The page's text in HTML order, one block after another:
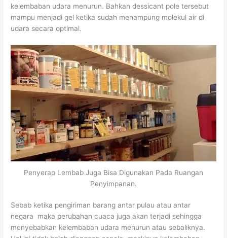
kelembaban udara menurun. Bahkan dessicant pole tersebut
mampu menjadi gel ketika sudah menampung molekul air di
udara secara optimal.
Penyerap Lembab Juga Bisa Digunakan Pada Ruangan
Penyimpanan.
Sebab ketika pengiriman barang antar pulau atau antar
negara maka perubahan cuaca juga akan terjadi sehingga
menyebabkan kelembaban udara menurun atau sebaliknya.